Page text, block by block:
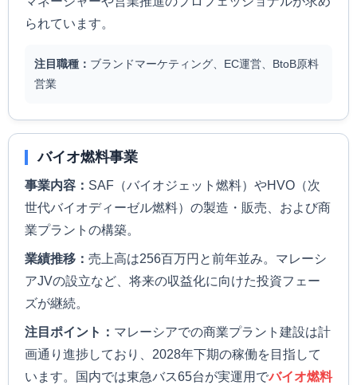
られています。
注目職種： ブランドマーケティング、EC運営、BtoB原料
営業
バイオ燃料事業
事業内容： SAF（バイオジェット燃料）やHVO（次
世代バイオディーゼル燃料）の製造・販売、および商
業プラントの構築。
業績推移： 売上高は256百万円と前年並み。マレーシ
アJVの設立など、将来の収益化に向けた投資フェー
ズが継続。
注目ポイント： マレーシアでの商業プラント建設は計
画通り進捗しており、2028年下期の稼働を目指して
います。国内では東急バス65台が実運用でバイオ燃料